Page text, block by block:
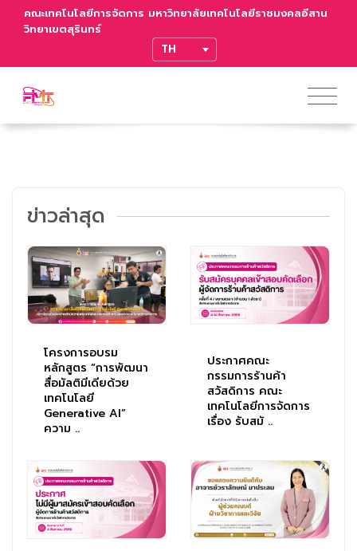
คณะเทคโนโลยีการจัดการ มหาวิทยาลัยเทคโนโลยีราชมงคลอีสาน
วิทยาเขตสุรินทร์
TRANSLATE
ข่าวล่าสุด
โครงการอบรม
หลักสูตร “การพัฒนา
สื่อมัลติมีเดียด้วย
เทคโนโลยี
Generative AI”
ความ ..
ประกาศคณะ
กรรมการร้านค้า
สวัสดิการ คณะ
เทคโนโลยีการจัดการ
เรื่อง รับสมั ..